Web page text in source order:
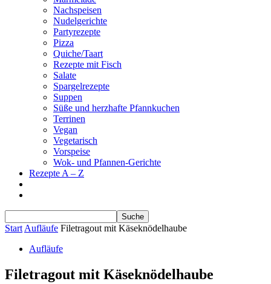
Nachspeisen
Nudelgerichte
Partyrezepte
Pizza
Quiche/Taart
Rezepte mit Fisch
Salate
Spargelrezepte
Suppen
Süße und herzhafte Pfannkuchen
Terrinen
Vegan
Vegetarisch
Vorspeise
Wok- und Pfannen-Gerichte
Rezepte A – Z
Start Aufläufe Filetragout mit Käseknödelhaube
Aufläufe
Filetragout mit Käseknödelhaube